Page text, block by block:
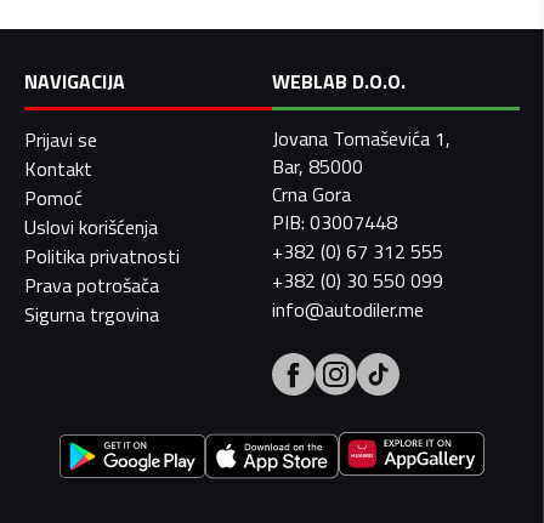
NAVIGACIJA
Prijavi se
Kontakt
Pomoć
Uslovi korišćenja
Politika privatnosti
Prava potrošača
Sigurna trgovina
WEBLAB D.O.O.
Jovana Tomaševića 1,
Bar, 85000
Crna Gora
PIB: 03007448
+382 (0) 67 312 555
+382 (0) 30 550 099
info@autodiler.me